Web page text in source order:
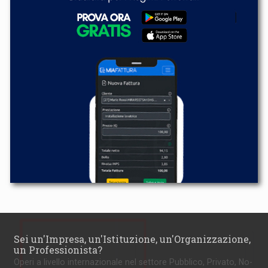
Sei un'Impresa, un'Istituzione, un'Organizzazione,
un Professionista?
Operi a livello internazionale nel settore Pubblico, Privato, No-